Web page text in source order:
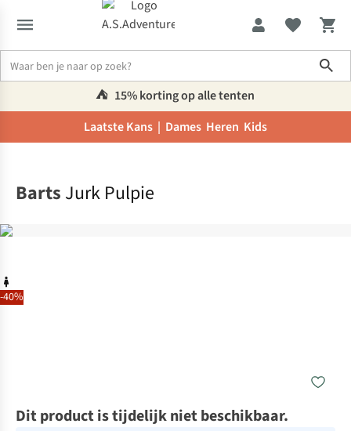
⛺️ 15% korting op alle tenten
Laatste Kans | Dames Heren Kids
-40%
Barts Jurk Pulpie
Dit product is tijdelijk niet beschikbaar.